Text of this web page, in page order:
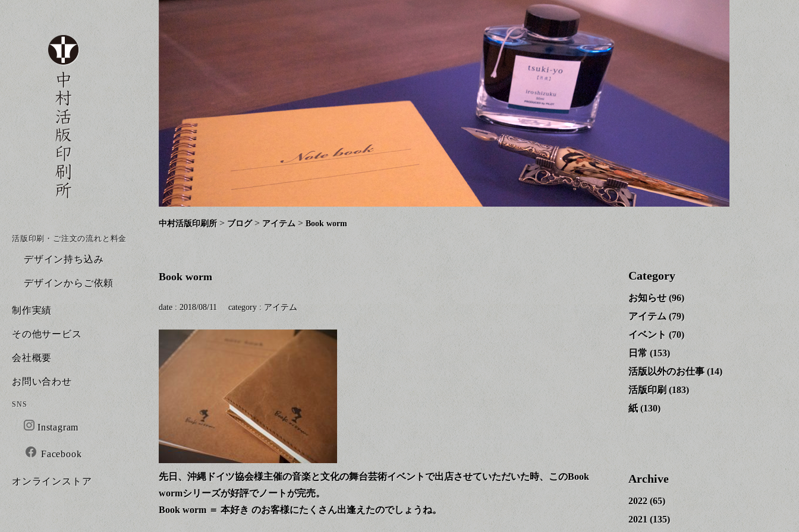
活版印刷・ご注文の流れと料金
デザイン持ち込み
デザインからご依頼
制作実績
その他サービス
会社概要
お問い合わせ
SNS
Instagram
Facebook
オンラインストア
中村活版印刷所> ブログ> アイテム >Book worm
Book worm
date : 2018/08/11 category : アイテム
先日、沖縄ドイツ協会様主催の音楽と文化の舞台芸術イベントで出店させていただいた時、このBook
wormシリーズが好評でノートが完売。
Book worm ＝ 本好き のお客様にたくさん出逢えたのでしょうね。
Category
お知らせ(96)
アイテム (79)
イベント (70)
日常 (153)
活版以外のお仕事(14)
活版印刷 (183)
紙(130)
Archive
2022 (65)
2021 (135)